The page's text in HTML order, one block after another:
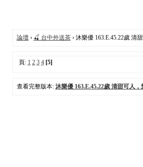
論壇› 🍒 台中外送茶› 沐樂優 163.E.45.22歲 清
頁: 1 2 3 4 [5]
查看完整版本: 沐樂優 163.E.45.22歲 清甜可人